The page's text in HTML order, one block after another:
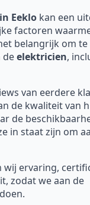
Eeklo kan een
factoren
belangrijk om
deelektricien,
van eerdere
de kwaliteit van
de
in staat zijn om
wij ervaring,
zodat we aan de